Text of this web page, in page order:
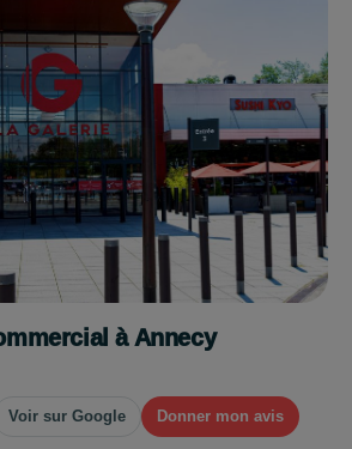
à Annecy
Voir sur Google Donner mon avis